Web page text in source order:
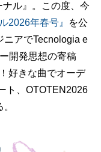
ル』。この度、今
2026年春号』
を公
ニアでTecnologia e
開発思想の寄稿
好きな曲でオーデ
ト、OTOTEN2026